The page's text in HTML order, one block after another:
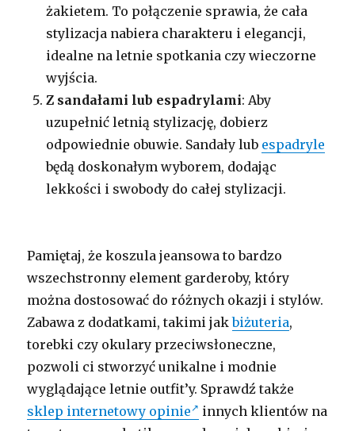
żakietem. To połączenie sprawia, że cała
stylizacja nabiera charakteru i elegancji,
idealne na letnie spotkania czy wieczorne
wyjścia.
Z sandałami lub espadrylami: Aby
uzupełnić letnią stylizację, dobierz
odpowiednie obuwie. Sandały lub espadryle
będą doskonałym wyborem, dodając
lekkości i swobody do całej stylizacji.
Pamiętaj, że koszula jeansowa to bardzo
wszechstronny element garderoby, który
można dostosować do różnych okazji i stylów.
Zabawa z dodatkami, takimi jakbiżuteria,
torebki czy okulary przeciwsłoneczne,
pozwoli ci stworzyć unikalne i modnie
wyglądające letnie outfit’y. Sprawdź także
sklep internetowy opinie
innych klientów na